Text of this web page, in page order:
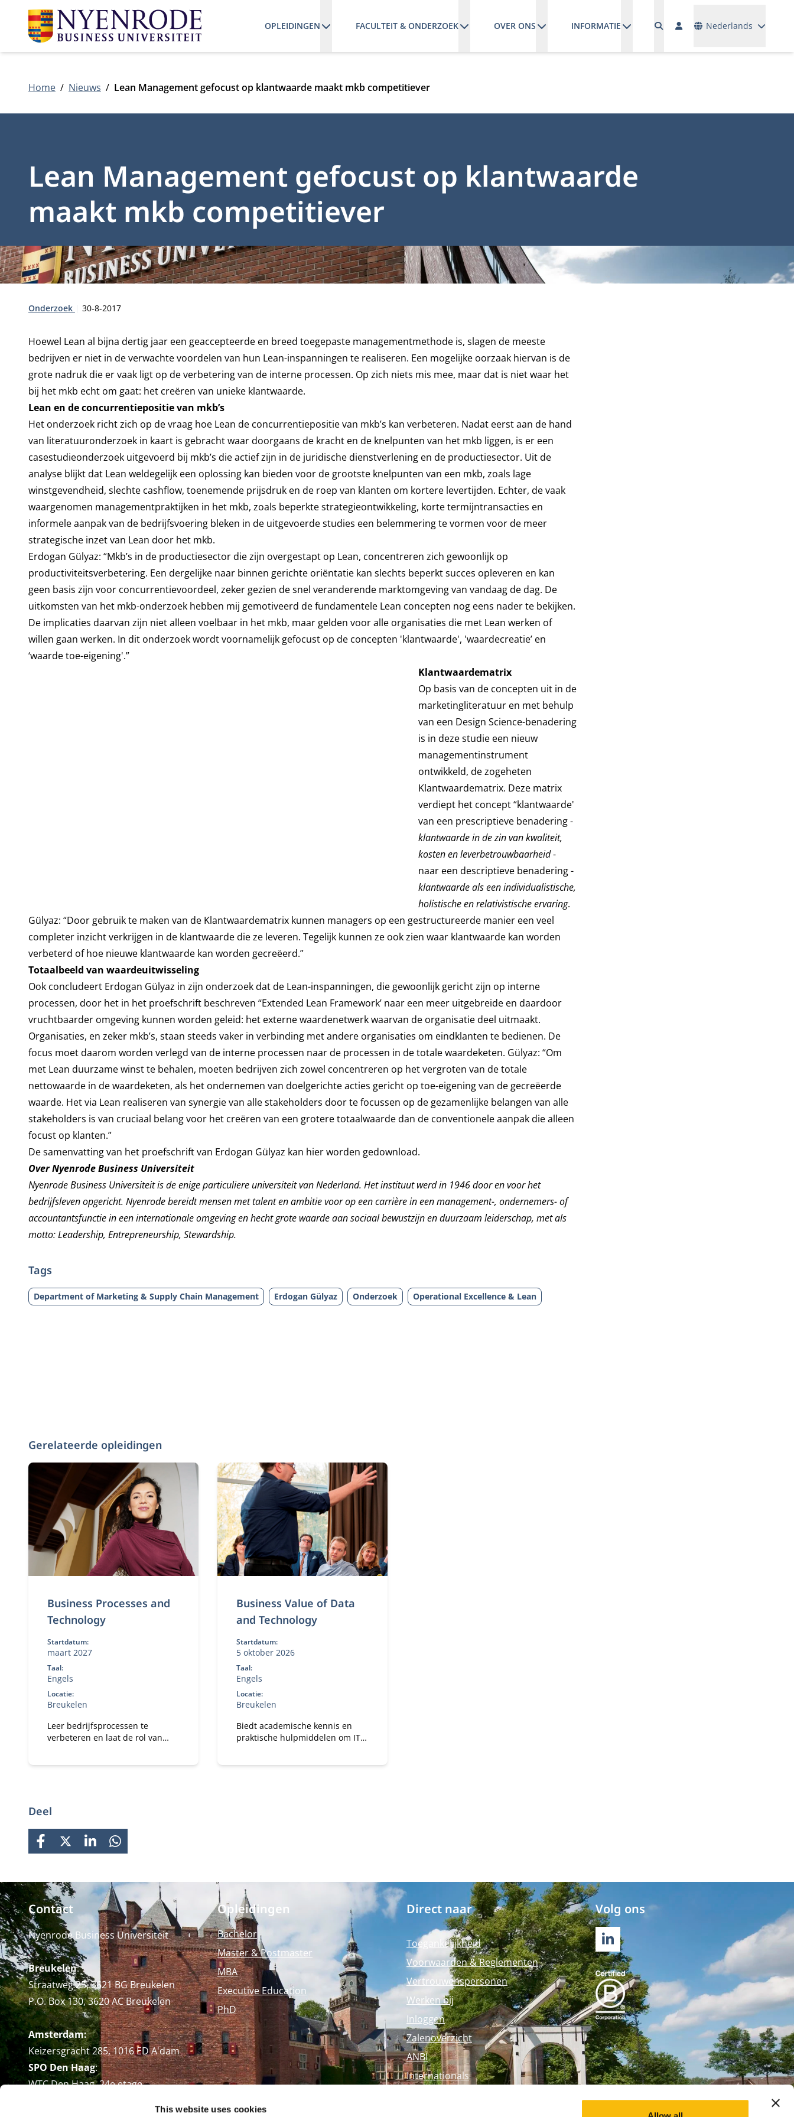
This website uses cookies
OPLEIDINGEN FACULTEIT & ONDERZOEK OVER ONS INFORMATIE Nederlands
Home Nieuws Lean Management gefocust op klantwaarde maakt mkb competitiever
Lean Management gefocust op klantwaarde
maakt mkb competitiever
Type:
Onderzoek Publicatiedatum:
30-8-2017
Hoewel Lean al bijna dertig jaar een geaccepteerde en breed toegepaste managementmethode is, slagen de meeste
bedrijven er niet in de verwachte voordelen van hun Lean-inspanningen te realiseren. Een mogelijke oorzaak hiervan is de
grote nadruk die er vaak ligt op de verbetering van de interne processen. Op zich niets mis mee, maar dat is niet waar het
bij het mkb echt om gaat: het creëren van unieke klantwaarde.
Lean en de concurrentiepositie van mkb’s
Het onderzoek richt zich op de vraag hoe Lean de concurrentiepositie van mkb’s kan verbeteren. Nadat eerst aan de hand
van literatuuronderzoek in kaart is gebracht waar doorgaans de kracht en de knelpunten van het mkb liggen, is er een
casestudieonderzoek uitgevoerd bij mkb’s die actief zijn in de juridische dienstverlening en de productiesector. Uit de
analyse blijkt dat Lean weldegelijk een oplossing kan bieden voor de grootste knelpunten van een mkb, zoals lage
winstgevendheid, slechte cashflow, toenemende prijsdruk en de roep van klanten om kortere levertijden. Echter, de vaak
waargenomen managementpraktijken in het mkb, zoals beperkte strategieontwikkeling, korte termijntransacties en
informele aanpak van de bedrijfsvoering bleken in de uitgevoerde studies een belemmering te vormen voor de meer
strategische inzet van Lean door het mkb.
Erdogan Gülyaz: “Mkb’s in de productiesector die zijn overgestapt op Lean, concentreren zich gewoonlijk op
productiviteitsverbetering. Een dergelijke naar binnen gerichte oriëntatie kan slechts beperkt succes opleveren en kan
geen basis zijn voor concurrentievoordeel, zeker gezien de snel veranderende marktomgeving van vandaag de dag. De
uitkomsten van het mkb-onderzoek hebben mij gemotiveerd de fundamentele Lean concepten nog eens nader te bekijken.
De implicaties daarvan zijn niet alleen voelbaar in het mkb, maar gelden voor alle organisaties die met Lean werken of
willen gaan werken. In dit onderzoek wordt voornamelijk gefocust op de concepten 'klantwaarde', 'waardecreatie’ en
‘waarde toe-eigening'.”
Klantwaardematrix
Op basis van de concepten uit in de
marketingliteratuur en met behulp
van een Design Science-benadering
is in deze studie een nieuw
managementinstrument
ontwikkeld, de zogeheten
Klantwaardematrix. Deze matrix
verdiept het concept “klantwaarde'
van een prescriptieve benadering -
klantwaarde in de zin van kwaliteit,
kosten en leverbetrouwbaarheid-
naar een descriptieve benadering -
klantwaarde als een individualistische,
holistische en relativistische ervaring.
Gülyaz: “Door gebruik te maken van de Klantwaardematrix kunnen managers op een gestructureerde manier een veel
completer inzicht verkrijgen in de klantwaarde die ze leveren. Tegelijk kunnen ze ook zien waar klantwaarde kan worden
verbeterd of hoe nieuwe klantwaarde kan worden gecreëerd.”
Totaalbeeld van waardeuitwisseling
Ook concludeert Erdogan Gülyaz in zijn onderzoek dat de Lean-inspanningen, die gewoonlijk gericht zijn op interne
processen, door het in het proefschrift beschreven ‘‘Extended Lean Framework’ naar een meer uitgebreide en daardoor
vruchtbaarder omgeving kunnen worden geleid: het externe waardenetwerk waarvan de organisatie deel uitmaakt.
Organisaties, en zeker mkb’s, staan steeds vaker in verbinding met andere organisaties om eindklanten te bedienen. De
focus moet daarom worden verlegd van de interne processen naar de processen in de totale waardeketen. Gülyaz: “Om
met Lean duurzame winst te behalen, moeten bedrijven zich zowel concentreren op het vergroten van de totale
nettowaarde in de waardeketen, als het ondernemen van doelgerichte acties gericht op toe-eigening van de gecreëerde
waarde. Het via Lean realiseren van synergie van alle stakeholders door te focussen op de gezamenlijke belangen van alle
stakeholders is van cruciaal belang voor het creëren van een grotere totaalwaarde dan de conventionele aanpak die alleen
focust op klanten.”
De samenvatting van het proefschrift van Erdogan Gülyaz kan hierworden gedownload.
Over Nyenrode Business Universiteit
Nyenrode Business Universiteit is de enige particuliere universiteit van Nederland. Het instituut werd in 1946 door en voor het
bedrijfsleven opgericht. Nyenrode bereidt mensen met talent en ambitie voor op een carrière in een management-, ondernemers- of
accountantsfunctie in een internationale omgeving en hecht grote waarde aan sociaal bewustzijn en duurzaam leiderschap, met als
motto: Leadership, Entrepreneurship, Stewardship.
Tags
Department of Marketing & Supply Chain Management Erdogan Gülyaz Onderzoek Operational Excellence & Lean
Gerelateerde opleidingen
Business Processes and
Technology
Startdatum:
maart 2027
Taal:
Engels
Locatie:
Breukelen
Leer bedrijfsprocessen te
verbeteren en laat de rol van
Business Value of Data
and Technology
Startdatum:
5 oktober 2026
Taal:
Engels
Locatie:
Breukelen
Biedt academische kennis en
praktische hulpmiddelen om IT
Deel
FACEBOOK
X LINKEDINWHATSAPP
Contact
Nyenrode Business Universiteit
Breukelen:
Straatweg 25, 3621 BG Breukelen
P.O. Box 130, 3620 AC Breukelen
Amsterdam:
Keizersgracht 285, 1016 ED A'dam
SPO Den Haag:
WTC Den Haag, 24e etage
Opleidingen
Bachelor
Master & Postmaster
MBA
Executive Education
PhD
Direct naar
Toegankelijkheid
Voorwaarden & Reglementen
Vertrouwenspersonen
Werken bij
Inloggen
Zalenoverzicht
ANBI
Internationals
Volg ons
LINKEDIN